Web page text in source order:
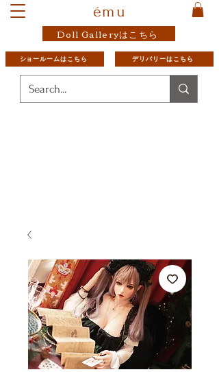
ému
Doll Galleryはこちら
ショールームはこちら デリバリーはこちら